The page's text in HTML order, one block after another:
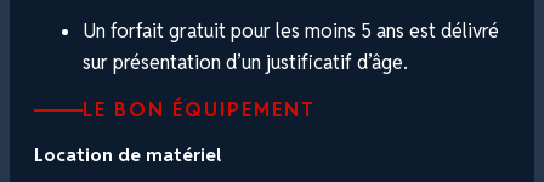
Un forfait gratuit pour les moins 5 ans est délivré
sur présentation d’un justificatif d’âge.
LE BON ÉQUIPEMENT
Location de matériel